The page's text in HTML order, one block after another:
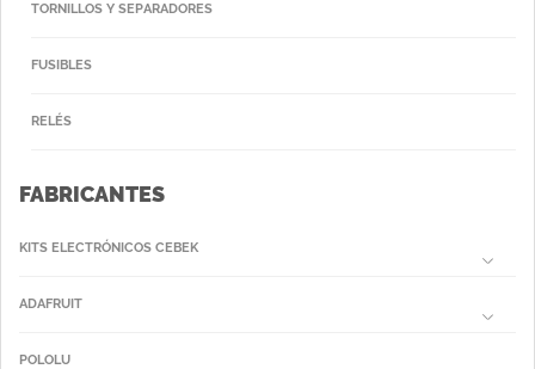
TORNILLOS Y SEPARADORES
FUSIBLES
RELÉS
FABRICANTES
KITS ELECTRÓNICOS CEBEK
ADAFRUIT
POLOLU